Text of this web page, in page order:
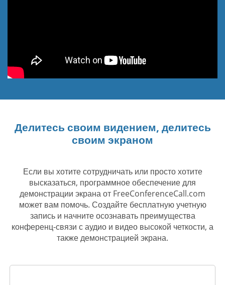
Делитесь своим видением, делитесь
своим экраном
Если вы хотите сотрудничать или просто хотите
высказаться, программное обеспечение для
демонстрации экрана от FreeConferenceCall.com
может вам помочь. Создайте бесплатную учетную
запись и начните осознавать преимущества
конференц-связи с аудио и видео высокой четкости, а
также демонстрацией экрана.